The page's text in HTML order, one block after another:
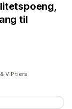
til
VIP tiers